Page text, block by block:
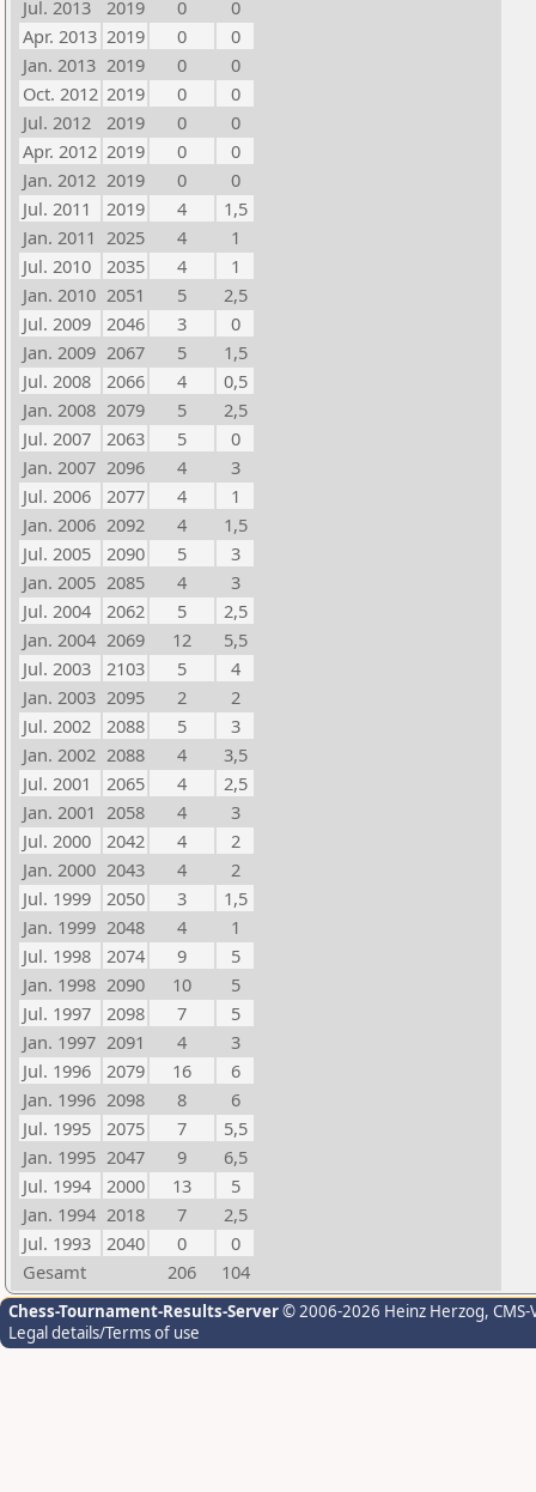
Jul. 2013
2019 0
0
Apr. 2013 2019 0
0
Jan. 2013 2019 0
0
Oct. 2012 2019 0
0
Jul. 2012
2019 0
0
Apr. 2012 2019 0
0
Jan. 2012 2019 0
0
Jul. 2011
2019 4
1,5
Jan. 2011 2025 4
1
Jul. 2010
2035 4
1
Jan. 2010 2051 5
2,5
Jul. 2009
2046 3
0
Jan. 2009 2067 5
1,5
Jul. 2008
2066 4
0,5
Jan. 2008 2079 5
2,5
Jul. 2007
2063 5
0
Jan. 2007 2096 4
3
Jul. 2006
2077 4
1
Jan. 2006 2092 4
1,5
Jul. 2005
2090 5
3
Jan. 2005 2085 4
3
Jul. 2004
2062 5
2,5
Jan. 2004 2069 12
5,5
Jul. 2003
2103 5
4
Jan. 2003 2095 2
2
Jul. 2002
2088 5
3
Jan. 2002 2088 4
3,5
Jul. 2001
2065 4
2,5
Jan. 2001 2058 4
3
Jul. 2000
2042 4
2
Jan. 2000 2043 4
2
Jul. 1999
2050 3
1,5
Jan. 1999 2048 4
1
Jul. 1998
2074 9
5
Jan. 1998 2090 10
5
Jul. 1997
2098 7
5
Jan. 1997 2091 4
3
Jul. 1996
2079 16
6
Jan. 1996 2098 8
6
Jul. 1995
2075 7
5,5
Jan. 1995 2047 9
6,5
Jul. 1994
2000 13
5
Jan. 1994 2018 7
2,5
Jul. 1993
2040 0
0
Gesamt
206 104
Chess-Tournament-Results-Server© 2006-2026 Heinz Herzog,
Legal details/Terms of use